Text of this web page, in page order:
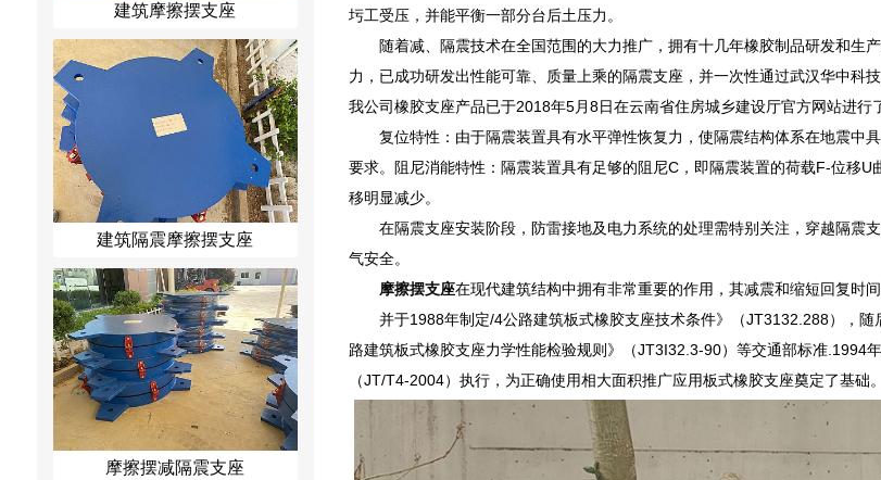
建筑摩擦摆支座
建筑隔震摩擦摆支座
摩擦摆减隔震支座
圬工受压，并能平衡一部分台后土压力。
随着减、隔震技术在全国范围的大力推广，拥有十几年橡胶制品研发和生
力，已成功研发出性能可靠、质量上乘的隔震支座，并一次性通过武汉华中科
我公司橡胶支座产品已于2018年5月8日在云南省住房城乡建设厅官方网站进行
复位特性：由于隔震装置具有水平弹性恢复力，使隔震结构体系在地震中
要求。阻尼消能特性：隔震装置具有足够的阻尼C，即隔震装置的荷载F-位移
移明显减少。
在隔震支座安装阶段，防雷接地及电力系统的处理需特别关注，穿越隔震
气安全。
摩擦摆支座在现代建筑结构中拥有非常重要的作用，其减震和缩短回复时
并于1988年制定/4公路建筑板式橡胶支座技术条件》（JT3132.288），
路建筑板式橡胶支座力学性能检验规则》（JT3I32.3-90）等交通部标准.1994
（JT/T4-2004）执行，为正确使用相大面积推广应用板式橡胶支座奠定了基础。